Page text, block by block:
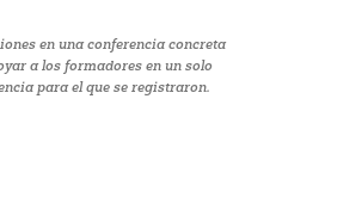
en una conferencia concreta
a los formadores en un solo
para el que se registraron.